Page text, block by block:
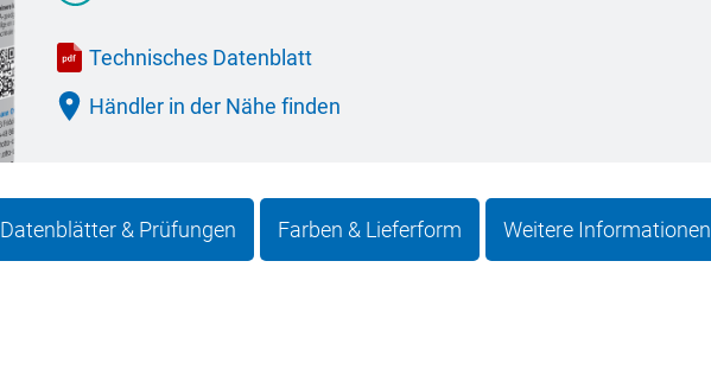
Technisches Datenblatt
Händler in der Nähe finden
Datenblätter & Prüfungen Farben & Lieferform Weitere Informationen